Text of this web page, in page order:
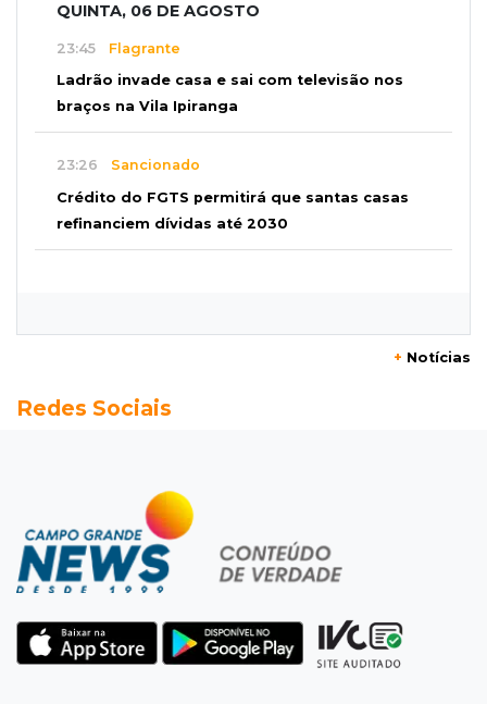
QUINTA, 06 DE AGOSTO
23:45 Flagrante
Ladrão invade casa e sai com televisão nos
braços na Vila Ipiranga
23:26 Sancionado
Crédito do FGTS permitirá que santas casas
refinanciem dívidas até 2030
preço do milho pouco muda
22:48Concurso 3.041
Estrutura
Pantanal passa a ter unidade regional para
atuar em incêndios e desmate
22:00Emagrecedores
MS lidera procura digital por canetas
+ Notícias
Redes Sociais